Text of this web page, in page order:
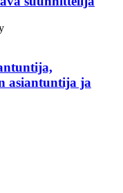
asiantuntija ja